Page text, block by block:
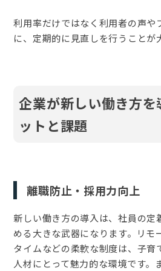
利用率だけではなく利用者の声や
に、定期的に見直しを行うことが
企業が新しい働き方を
ットと課題
離職防止・採用力向上
新しい働き方の導入は、社員の定
める大きな武器になります。リモ
タイムなどの柔軟な制度は、子育
人材にとって魅力的な環境です。